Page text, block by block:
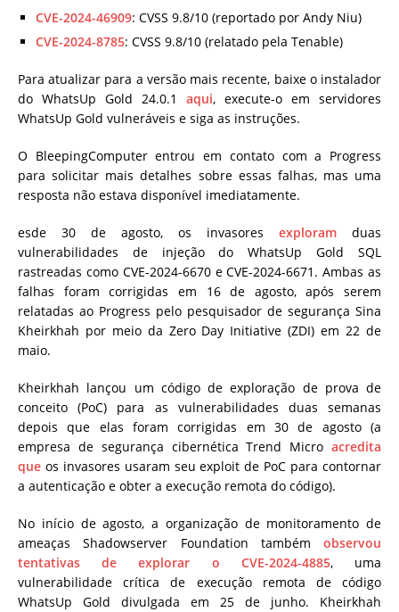
CVE-2024-46909: CVSS 9.8/10 (reportado por Andy Niu)
CVE-2024-8785: CVSS 9.8/10 (relatado pela Tenable)
Para atualizar para a versão mais recente, baixe o instalador
do WhatsUp Gold 24.0.1 aqui, execute-o em servidores
WhatsUp Gold vulneráveis e siga as instruções.
O BleepingComputer entrou em contato com a Progress
para solicitar mais detalhes sobre essas falhas, mas uma
resposta não estava disponível imediatamente.
esde 30 de agosto, os invasores exploram duas
vulnerabilidades de injeção do WhatsUp Gold SQL
rastreadas como CVE-2024-6670 e CVE-2024-6671. Ambas as
falhas foram corrigidas em 16 de agosto, após serem
relatadas ao Progress pelo pesquisador de segurança Sina
Kheirkhah por meio da Zero Day Initiative (ZDI) em 22 de
maio.
Kheirkhah lançou um código de exploração de prova de
conceito (PoC) para as vulnerabilidades duas semanas
depois que elas foram corrigidas em 30 de agosto (a
empresa de segurança cibernética Trend Micro acredita
que os invasores usaram seu exploit de PoC para contornar
a autenticação e obter a execução remota do código).
No início de agosto, a organização de monitoramento de
ameaças Shadowserver Foundation também observou
tentativas de explorar o CVE-2024-4885, uma
vulnerabilidade crítica de execução remota de código
WhatsUp Gold divulgada em 25 de junho. Kheirkhah